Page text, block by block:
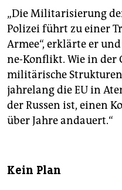
„Die Militarisierung
Polizei führt zu einer
Armee“, erklärte er
ne-Konflikt. Wie in der
militärische
jahrelang die EU in
der Russen ist, einen
über Jahre andauert.“
Kein Plan